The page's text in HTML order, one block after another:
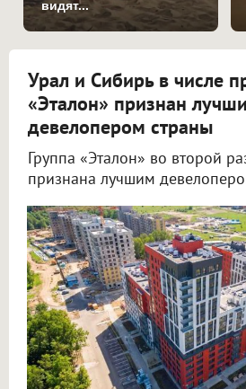
видят...
Урал и Сибирь в числе
«Эталон» признан
девелопером страны
Группа «Эталон» во второй
признана лучшим